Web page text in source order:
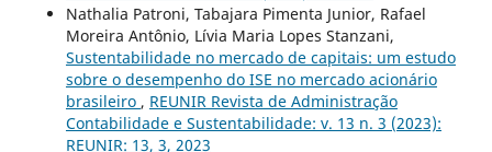
Nathalia Patroni, Tabajara Pimenta Junior, Rafael
Moreira Antônio, Lívia Maria Lopes Stanzani,
Sustentabilidade no mercado de capitais: um estudo
sobre o desempenho do ISE no mercado acionário
brasileiro , REUNIR Revista de Administração
Contabilidade e Sustentabilidade: v. 13 n. 3 (2023):
REUNIR: 13, 3, 2023